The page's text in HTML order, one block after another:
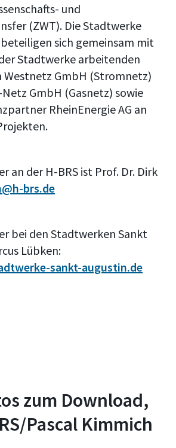
und
(ZWT). Die Stadtwerke
sich gemeinsam mit
Stadtwerke arbeitenden
GmbH (Stromnetz)
GmbH (Gasnetz) sowie
RheinEnergie AG an
an der H-BRS ist Prof. Dr. Dirk
brs.de
bei den Stadtwerken Sankt
Lübken:
sankt-augustin.de
zum Download,
Pascal Kimmich